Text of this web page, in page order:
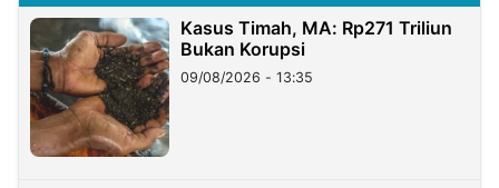
Kasus Timah, MA: Rp271 Triliun
Bukan Korupsi
09/08/2026 - 13:35